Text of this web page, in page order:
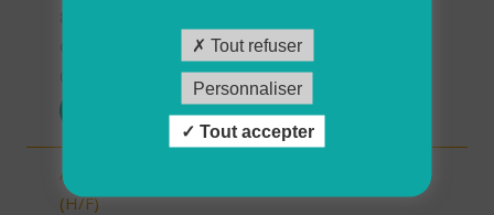
Aide à domicile - Secteur Terres de Montaigu
(H/F)
Tout refuser
Personnaliser
Tout accepter